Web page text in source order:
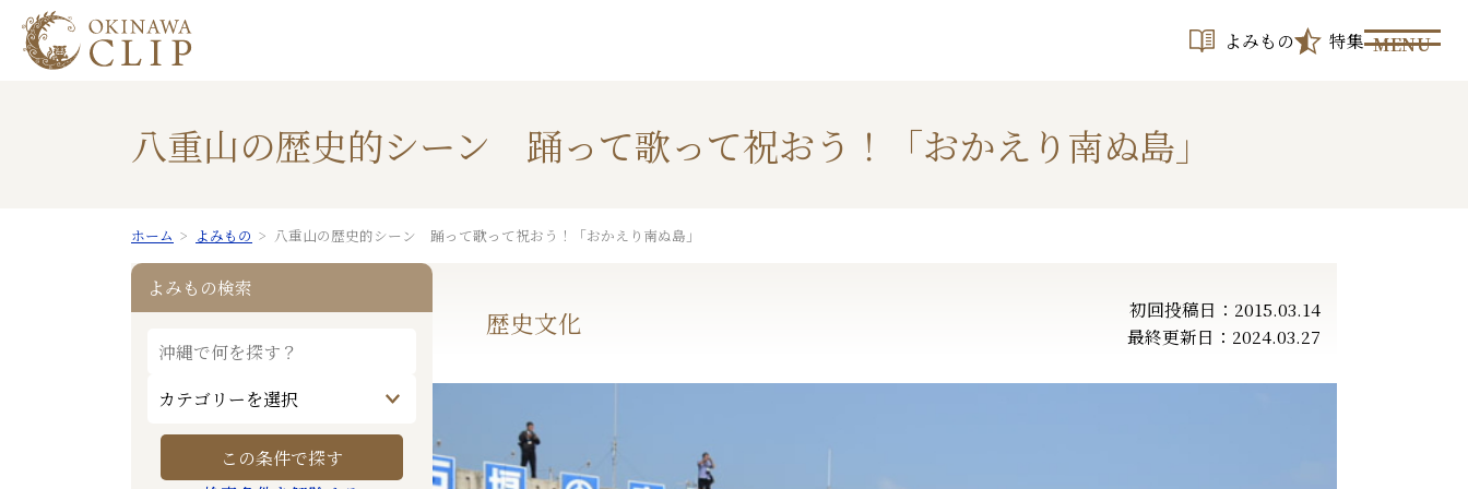
よみもの 特集 MENU
八重山の歴史的シーン 踊って歌って祝おう！「おかえり南ぬ島」
ホーム よみもの 八重山の歴史的シーン 踊って歌って祝おう！「おかえり南ぬ島」
歴史文化
初回投稿日：2015.03.14
最終更新日：2024.03.27
よみもの検索